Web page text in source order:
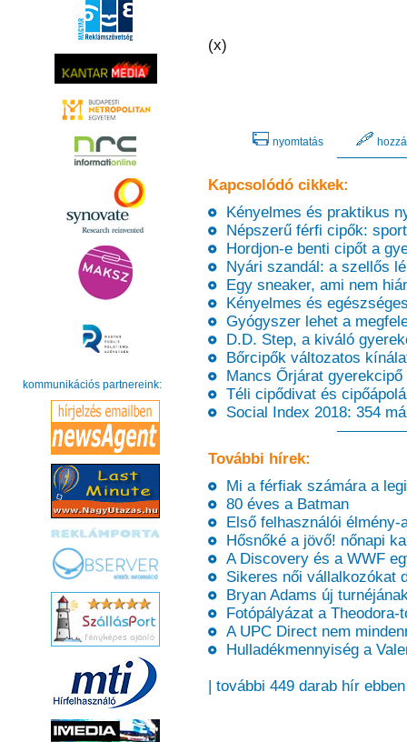
kommunikációs partnereink:
(x)
nyomtatás
Kapcsolódó cikkek:
Kényelmes és praktikus
Népszerű férfi cipők:
Hordjon-e benti cipőt a
Nyári szandál: a szellős
Egy sneaker, ami nem
Kényelmes és
Gyógyszer lehet a
D.D. Step, a kiváló
Bőrcipők változatos
Mancs Őrjárat gyerekcipő
Téli cipődivat és
Social Index 2018: 354
További hírek:
Mi a férfiak számára a
80 éves a Batman
Első felhasználói élmény-
Hősnőké a jövő! nőnapi
A Discovery és a WWF
Sikeres női vállalkozókat
Bryan Adams új
Fotópályázat a Theodora-
A UPC Direct nem
Hulladékmennyiség a
| további 449 darab hír